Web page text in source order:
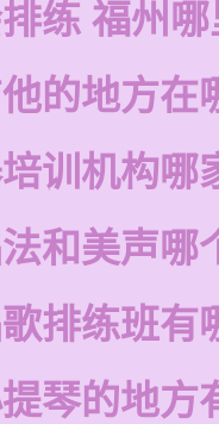
练 福州
的地方在
训机构哪
和美声哪
排练班有
琴的地方